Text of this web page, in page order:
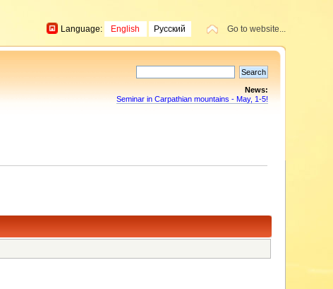
Go to website...
Language: English Русский
News:
Seminar in Carpathian mountains - May, 1-5!